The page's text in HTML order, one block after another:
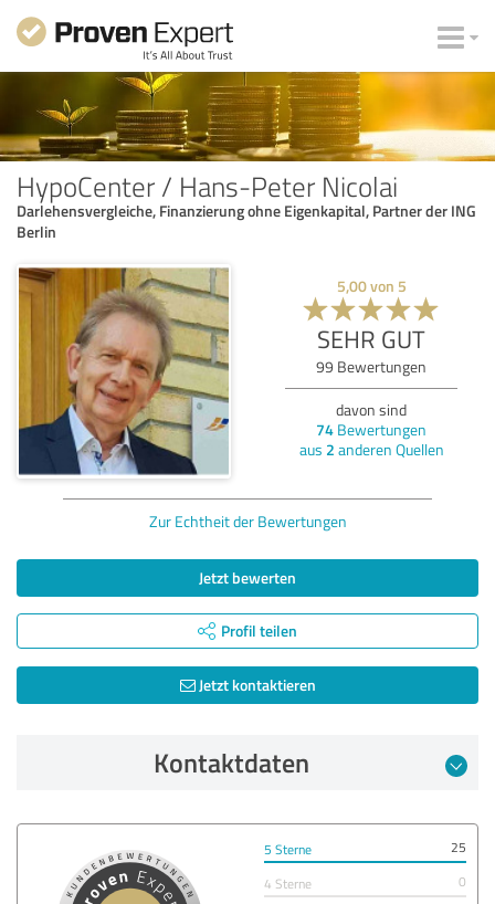
HypoCenter / Hans-Peter Nicolai
Darlehensvergleiche, Finanzierung ohne Eigenkapital, Partner der ING
Berlin
5,00von 5
SEHR GUT
99 Bewertungen
davon sind
74 Bewertungen
aus 2 anderen Quellen
Zur Echtheit der Bewertungen
Jetzt bewerten
Profil teilen
Jetzt kontaktieren
Kontaktdaten
5 Sterne
25
4 Sterne
0